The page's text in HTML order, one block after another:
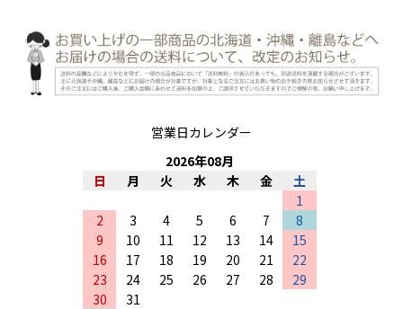
営業日カレンダー
2026年08月
日
月 火 水 木 金
土
1
2
3 4 5 6 7
8
9
10 11 12 13 14
15
16
17 18 19 20 21
22
23
24 25 26 27 28
29
30
31